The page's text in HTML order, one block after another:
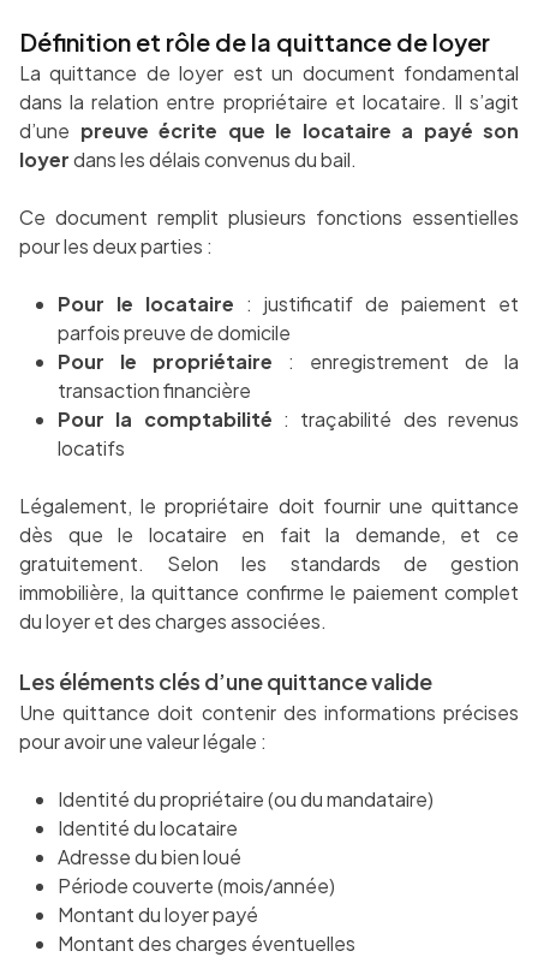
Définition et rôle de la quittance de loyer
La quittance de loyer est un document fondamental
dans la relation entre propriétaire et locataire. Il s’agit
d’une preuve écrite que le locataire a payé son
loyerdans les délais convenus du bail.
Ce document remplit plusieurs fonctions essentielles
pour les deux parties :
Pour le locataire : justificatif de paiement et
parfois preuve de domicile
Pour le propriétaire : enregistrement de la
transaction financière
Pour la comptabilité : traçabilité des revenus
locatifs
Légalement, le propriétaire doit fournir une quittance
dès que le locataire en fait la demande, et ce
gratuitement. Selon les standards de gestion
immobilière, la quittance confirme le paiement complet
du loyer et des charges associées.
Les éléments clés d’une quittance valide
Une quittance doit contenir des informations précises
pour avoir une valeur légale :
Identité du propriétaire (ou du mandataire)
Identité du locataire
Adresse du bien loué
Période couverte (mois/année)
Montant du loyer payé
Montant des charges éventuelles